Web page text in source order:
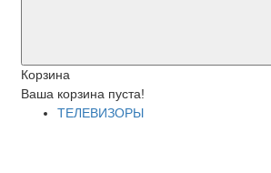
Корзина
Ваша корзина пуста!
ТЕЛЕВИЗОРЫ